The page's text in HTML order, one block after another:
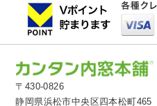
〒430-0826
静岡県浜松市中央区四本松町465